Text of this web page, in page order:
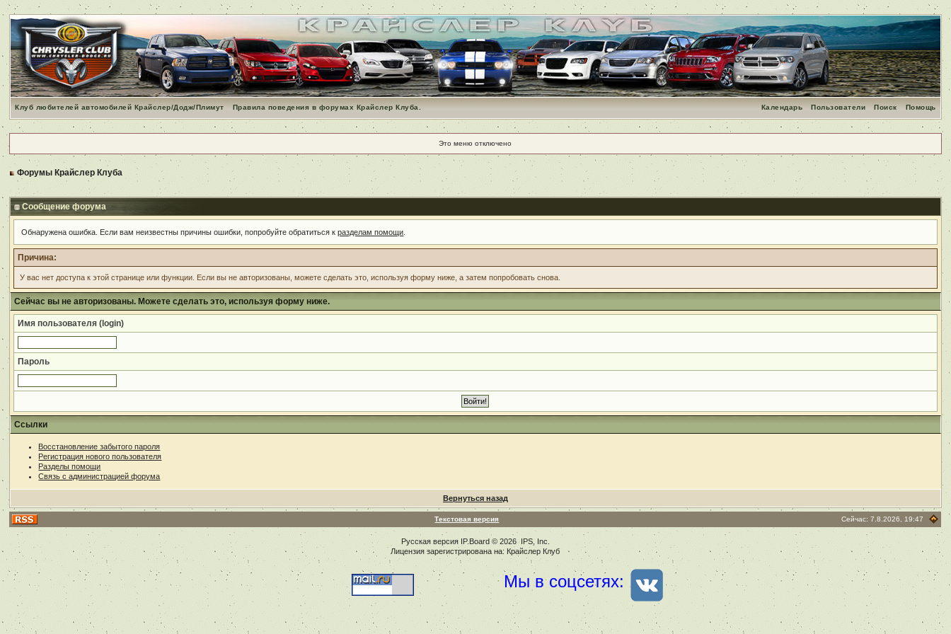
Клуб любителей автомобилей Крайслер/Додж/Плимут Правила поведения в форумах Крайслер Клуба. Помощь
Поиск
Пользователи
Календарь
Это меню отключено
Форумы Крайслер Клуба
Сообщение форума
Обнаружена ошибка. Если вам неизвестны причины ошибки, попробуйте обратиться кразделам помощи
Причина:
У вас нет доступа к этой странице или функции. Если вы не авторизованы, можете сделать это, используя форму ниже, а затем попробовать снова.
Сейчас вы не авторизованы. Можете сделать это, используя форму ниже.
Имя пользователя (login)
Пароль
Ссылки
Восстановление забытого пароля
Регистрация нового пользователя
Разделы помощи
Связь с администрацией форума
Вернуться назад
Текстовая версия Сейчас: 7.8.2026, 19:47
Русская версия IP.Board© 2026IPS, Inc
Лицензия зарегистрирована на: Крайслер Клуб
Мы в соцсетях: